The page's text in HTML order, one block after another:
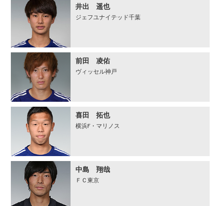
井出 遥也
ジェフユナイテッド千葉
前田 凌佑
ヴィッセル神戸
喜田 拓也
横浜F・マリノス
中島 翔哉
ＦＣ東京